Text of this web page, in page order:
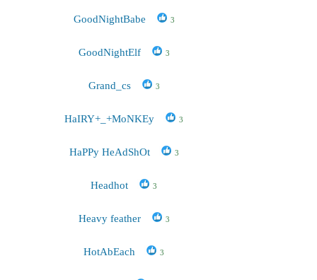
GoodNightBabe 3
GoodNightElf 3
Grand_cs 3
HaIRY+_+MoNKEy 3
HaPPy HeAdShOt 3
Headhot 3
Heavy feather 3
HotAbEach 3